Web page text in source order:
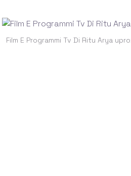
Film E Programmi Tv Di Ritu Arya